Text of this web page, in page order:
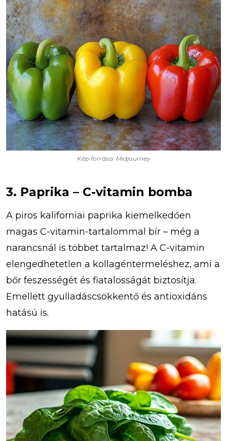
Kép forrása: Midjourney
3. Paprika – C-vitamin bomba
A piros kaliforniai paprika kiemelkedően
magas C-vitamin-tartalommal bír – még a
narancsnál is többet tartalmaz! A C-vitamin
elengedhetetlen a kollagéntermeléshez, ami a
bőr feszességét és fiatalosságát biztosítja.
Emellett gyulladáscsökkentő és antioxidáns
hatású is.